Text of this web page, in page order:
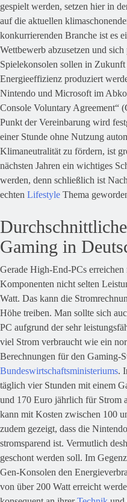
gespielt werden, setzen hier in
auf die aktuellen
konkurrierenden Branche ist es
Wettbewerb abzusetzen und
Spielekonsolen sollen in
Energieeffizienz produziert
Nintendo und Microsoft im
Console Voluntary Agreement“
Punkt der Vereinbarung wird
einer Stunde ohne Nutzung
Klimaneutralität zu fördern, ist
nächsten Jahren ein wichtiges
werden, denn schließlich ist
echten Lifestyle Thema
Gaming in
Gerade High-End-PCs
Komponenten nicht selten
Watt. Das kann die
Höhe treiben. Man sollte sich
PC aufgrund der sehr
viel Strom verbraucht wie ein
Berechnungen für den Gaming-
Bundeswirtschaftsministeriums.
täglich vier Stunden mit einem
und 170 Euro jährlich für Strom
kann mit Kosten zwischen 100
zudem gezeigt, dass die
stromsparend ist. Vermutlich
geschont werden soll. Im
Gen-Konsolen den
von über 200 Watt erreicht